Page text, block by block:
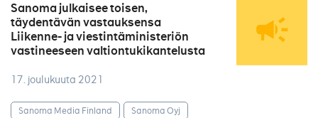
Sanoma julkaisee toisen,
täydentävän vastauksensa
Liikenne- ja viestintäministeriön
vastineeseen valtiontukikantelusta
17. joulukuuta 2021
Sanoma Media Finland
Sanoma Oyj